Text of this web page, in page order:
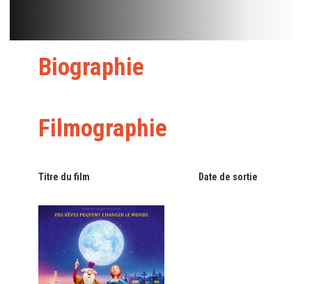
Biographie
Filmographie
Titre du film Date de sortie